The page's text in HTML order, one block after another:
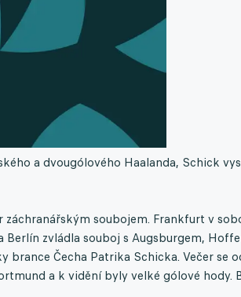
a dvougólového Haalanda, Schick
soubojem. Frankfurt v
zvládla souboj s Augsburgem,
brance Čecha Patrika Schicka. Večer se
a k vidění byly velké gólové hody.